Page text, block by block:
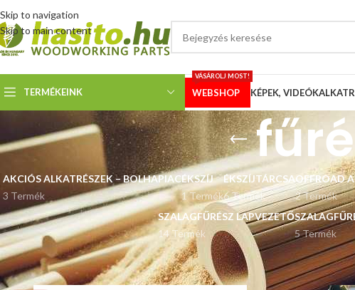
Skip to navigation
Skip to main content
TERMÉKEINK WEBSHOP
VÁSÁROLJ MOST!
KÉPEK, VIDEÓK
AKCIÓS ALKATRÉSZEK – BOLHAPIAC
3 Termék
ÉKSZÍJ
1 Termék
ÉKSZÍJTÁRCSA
6 Termék
OFFROAD
2 Termék
SZALAGFŰRÉSZ LAPVEZETŐ
14 Termék
5 Termék
Kezdőlap “fűrészlap élezés” címkével rendelkező termékek